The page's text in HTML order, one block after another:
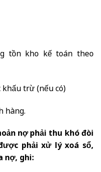
tồn kho kế toán theo
trừ (nếu có)
hàng.
nợ phải thu khó đòi
phải xử lý xoá sổ,
nợ, ghi: